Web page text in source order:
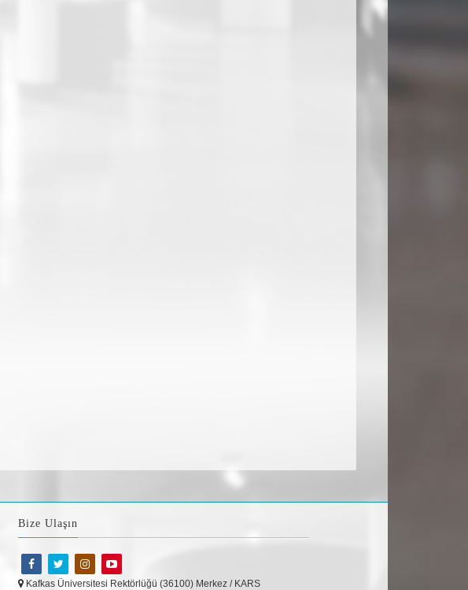
Bize Ulaşın
Kafkas Üniversitesi Rektörlüğü (36100) Merkez / KARS